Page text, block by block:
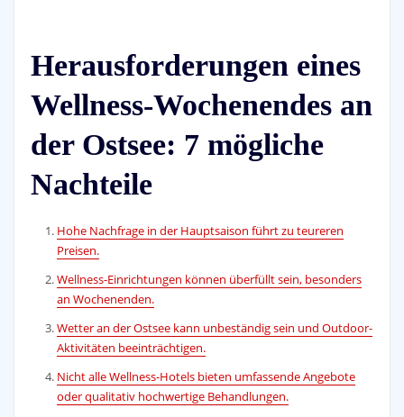
Herausforderungen eines
Wellness-Wochenendes an
der Ostsee: 7 mögliche
Nachteile
Hohe Nachfrage in der Hauptsaison führt zu teureren
Preisen.
Wellness-Einrichtungen können überfüllt sein, besonders
an Wochenenden.
Wetter an der Ostsee kann unbeständig sein und Outdoor-
Aktivitäten beeinträchtigen.
Nicht alle Wellness-Hotels bieten umfassende Angebote
oder qualitativ hochwertige Behandlungen.